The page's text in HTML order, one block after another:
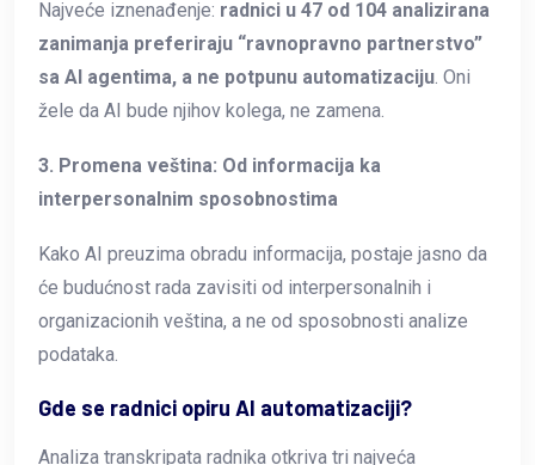
Najveće iznenađenje: radnici u 47 od 104 analizirana
zanimanja preferiraju “ravnopravno partnerstvo”
sa AI agentima, a ne potpunu automatizaciju. Oni
žele da AI bude njihov kolega, ne zamena.
3. Promena veština: Od informacija ka
interpersonalnim sposobnostima
Kako AI preuzima obradu informacija, postaje jasno da
će budućnost rada zavisiti od interpersonalnih i
organizacionih veština, a ne od sposobnosti analize
podataka.
Gde se radnici opiru AI automatizaciji?
Analiza transkripata radnika otkriva tri najveća